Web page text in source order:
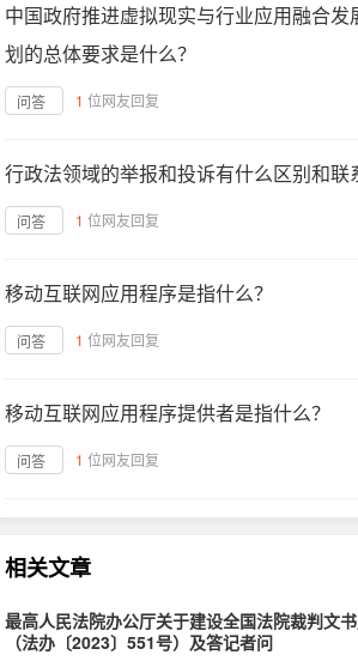
中国政府推进虚拟现实与行业应用融合发
划的总体要求是什么？
问答 1 位网友回复
行政法领域的举报和投诉有什么区别和联
问答 1 位网友回复
移动互联网应用程序是指什么？
问答 1 位网友回复
移动互联网应用程序提供者是指什么？
问答 1 位网友回复
相关文章
最高人民法院办公厅关于建设全国法院裁判文
（法办〔2023〕551号）及答记者问